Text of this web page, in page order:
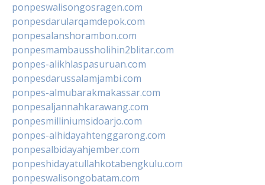
ponpeswalisongosragen.com
ponpesdarularqamdepok.com
ponpesalanshorambon.com
ponpesmambaussholihin2blitar.com
ponpes-alikhlaspasuruan.com
ponpesdarussalamjambi.com
ponpes-almubarakmakassar.com
ponpesaljannahkarawang.com
ponpesmilliniumsidoarjo.com
ponpes-alhidayahtenggarong.com
ponpesalbidayahjember.com
ponpeshidayatullahkotabengkulu.com
ponpeswalisongobatam.com